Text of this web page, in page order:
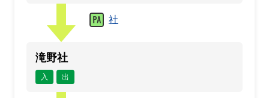
社
滝野社
入 出